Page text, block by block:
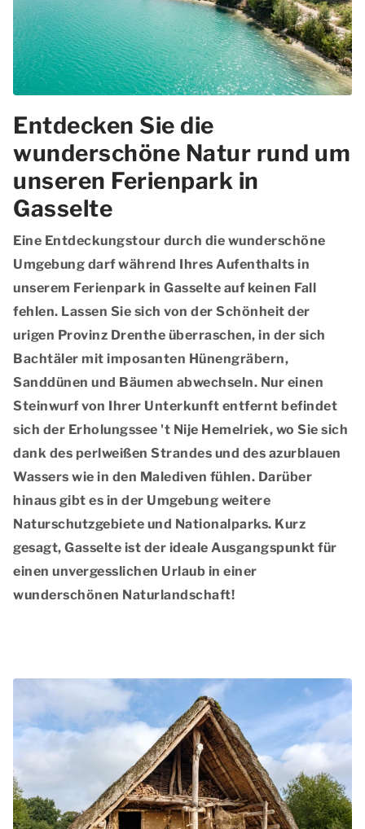
Entdecken Sie die
wunderschöne Natur rund um
unseren Ferienpark in
Gasselte
Eine Entdeckungstour durch die wunderschöne
Umgebung darf während Ihres Aufenthalts in
unserem Ferienpark in Gasselte auf keinen Fall
fehlen. Lassen Sie sich von der Schönheit der
urigen Provinz Drenthe überraschen, in der sich
Bachtäler mit imposanten Hünengräbern,
Sanddünen und Bäumen abwechseln. Nur einen
Steinwurf von Ihrer Unterkunft entfernt befindet
sich der Erholungssee 't Nije Hemelriek, wo Sie sich
dank des perlweißen Strandes und des azurblauen
Wassers wie in den Malediven fühlen. Darüber
hinaus gibt es in der Umgebung weitere
Naturschutzgebiete und Nationalparks. Kurz
gesagt, Gasselte ist der ideale Ausgangspunkt für
einen unvergesslichen Urlaub in einer
wunderschönen Naturlandschaft!